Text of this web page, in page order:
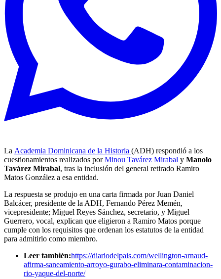
La Academia Dominicana de la Historia (ADH) respondió a los
cuestionamientos realizados porMinou Tavárez Mirabal y Manolo
Tavárez Mirabal, tras la inclusión del general retirado Ramiro
Matos González a esa entidad.
La respuesta se produjo en una carta firmada por Juan Daniel
Balcácer, presidente de la ADH, Fernando Pérez Memén,
vicepresidente; Miguel Reyes Sánchez, secretario, y Miguel
Guerrero, vocal, explican que eligieron a Ramiro Matos porque
cumple con los requisitos que ordenan los estatutos de la entidad
para admitirlo como miembro.
Leer también:https://diariodelpais.com/wellington-arnaud-
afirma-saneamiento-arroyo-gurabo-eliminara-contaminacion-
rio-yaque-del-norte/